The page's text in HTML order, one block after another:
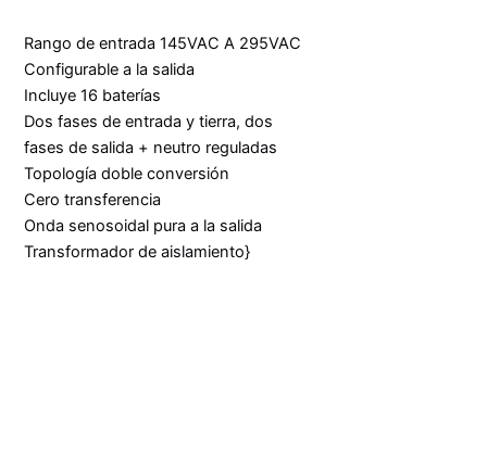
Rango de entrada 145VAC A 295VAC
Configurable a la salida
Incluye 16 baterías
Dos fases de entrada y tierra, dos
fases de salida + neutro reguladas
Topología doble conversión
Cero transferencia
Onda senosoidal pura a la salida
Transformador de aislamiento}